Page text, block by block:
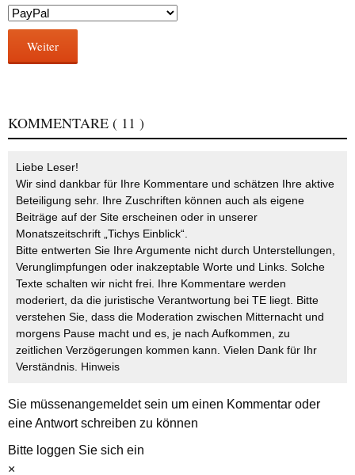
Weiter
KOMMENTARE ( 11 )
Liebe Leser!
Wir sind dankbar für Ihre Kommentare und schätzen Ihre aktive
Beteiligung sehr. Ihre Zuschriften können auch als eigene
Beiträge auf der Site erscheinen oder in unserer
Monatszeitschrift „Tichys Einblick“.
Bitte entwerten Sie Ihre Argumente nicht durch Unterstellungen,
Verunglimpfungen oder inakzeptable Worte und Links. Solche
Texte schalten wir nicht frei. Ihre Kommentare werden
moderiert, da die juristische Verantwortung bei TE liegt. Bitte
verstehen Sie, dass die Moderation zwischen Mitternacht und
morgens Pause macht und es, je nach Aufkommen, zu
zeitlichen Verzögerungen kommen kann. Vielen Dank für Ihr
Verständnis. Hinweis
Sie müssenangemeldetsein um einen Kommentar oder
eine Antwort schreiben zu können
Bitte loggen Sie sich ein
×